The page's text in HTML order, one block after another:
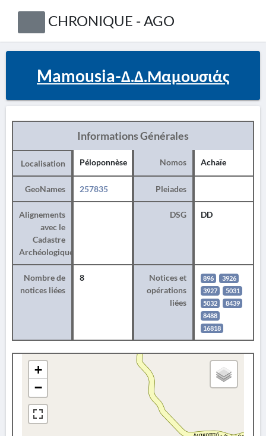
CHRONIQUE - AGO
Mamousia-Δ.Δ.Μαμουσιάς
Informations Générales
Localisation Péloponnèse Nomos Achaïe
GeoNames 257835 Pleiades
Alignements
avec le
Cadastre
Archéologique
DSG DD
Nombre de
notices liées
8
Notices et
opérations
liées
896
3926
3927
5031
5032
8439
8488
16818
+
−